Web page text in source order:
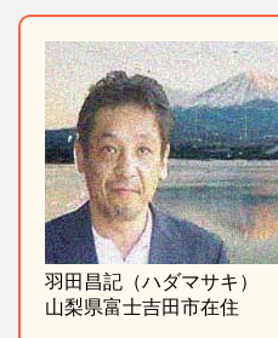
羽田昌記（ハダマサキ）
山梨県富士吉田市在住